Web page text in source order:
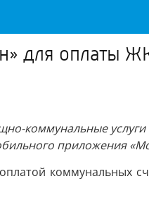
для оплаты
коммунальные
приложения
коммунальных